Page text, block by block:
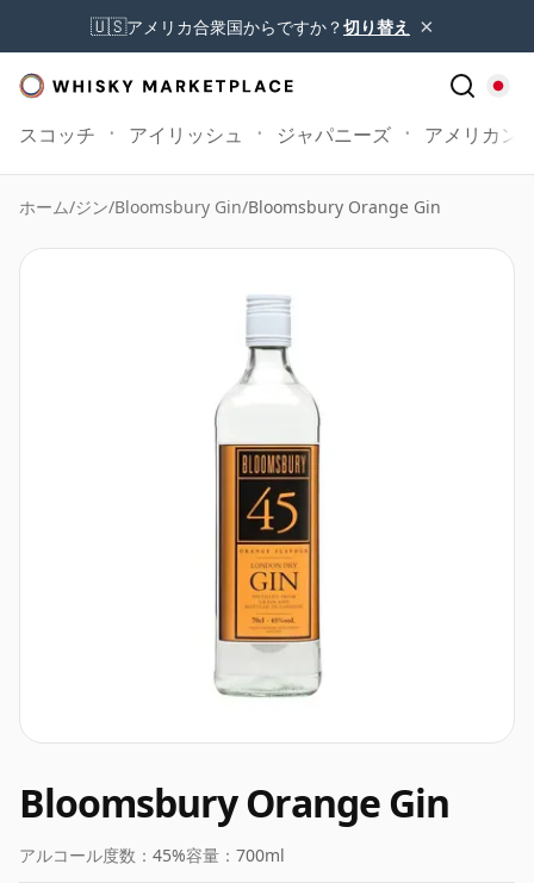
🇺🇸アメリカ合衆国からですか？切り替え ×
スコッチ アイリッシュ ジャパニーズ アメリカン
ホーム/ジン/Bloomsbury Gin/Bloomsbury Orange Gin
Bloomsbury Orange Gin
アルコール度数： 45%容量： 700ml